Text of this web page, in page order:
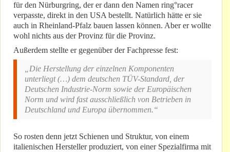
für den Nürburgring, der er dann den Namen ring°racer
verpasste, direkt in den USA bestellt. Natürlich hätte er sie
auch in Rheinland-Pfalz bauen lassen können. Aber er wollte
wohl nichts aus der Provinz für die Provinz.
Außerdem stellte er gegenüber der Fachpresse fest:
„Die Herstellung der einzelnen Komponenten
unterliegt (…) dem deutschen TÜV-Standard, der
Deutschen Industrie-Norm sowie der Europäischen
Norm und wird fast ausschließlich von Betrieben in
Deutschland und Europa übernommen.“
So rosten denn jetzt Schienen und Struktur, von einem
italienischen Hersteller produziert, von einer Spezialfirma mit